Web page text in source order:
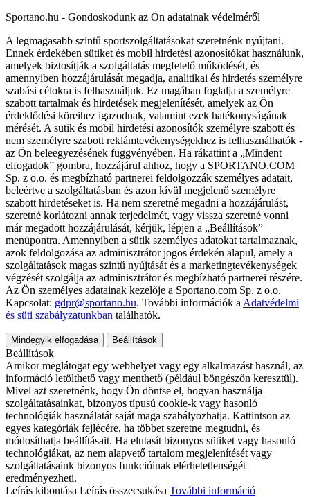
Sportano.hu - Gondoskodunk az Ön adatainak védelméről
A legmagasabb szintű sportszolgáltatásokat szeretnénk nyújtani.
Ennek érdekében sütiket és mobil hirdetési azonosítókat használunk,
amelyek biztosítják a szolgáltatás megfelelő működését, és
amennyiben hozzájárulását megadja, analitikai és hirdetés személyre
szabási célokra is felhasználjuk. Ez magában foglalja a személyre
szabott tartalmak és hirdetések megjelenítését, amelyek az Ön
érdeklődési köreihez igazodnak, valamint ezek hatékonyságának
mérését. A sütik és mobil hirdetési azonosítók személyre szabott és
nem személyre szabott reklámtevékenységekhez is felhasználhatók -
az Ön beleegyezésének függvényében. Ha rákattint a „Mindent
elfogadok” gombra, hozzájárul ahhoz, hogy a SPORTANO.COM
Sp. z o.o. és megbízható partnerei feldolgozzák személyes adatait,
beleértve a szolgáltatásban és azon kívül megjelenő személyre
szabott hirdetéseket is. Ha nem szeretné megadni a hozzájárulást,
szeretné korlátozni annak terjedelmét, vagy vissza szeretné vonni
már megadott hozzájárulását, kérjük, lépjen a „Beállítások”
menüpontra. Amennyiben a sütik személyes adatokat tartalmaznak,
azok feldolgozása az adminisztrátor jogos érdekén alapul, amely a
szolgáltatások magas szintű nyújtását és a marketingtevékenységek
végzését szolgálja az adminisztrátor és megbízható partnerei részére.
Az Ön személyes adatainak kezelője a Sportano.com Sp. z o.o.
Kapcsolat: gdpr@sportano.hu. További információk a Adatvédelmi
és süti szabályzatunkban találhatók.
Mindegyik elfogadása Beállítások
Beállítások
Amikor meglátogat egy webhelyet vagy egy alkalmazást használ, az
információ letölthető vagy menthető (például böngészőn keresztül).
Mivel azt szeretnénk, hogy Ön döntse el, hogyan használja
szolgáltatásainkat, bizonyos típusú cookie-k vagy hasonló
technológiák használatát saját maga szabályozhatja. Kattintson az
egyes kategóriák fejlécére, ha többet szeretne megtudni, és
módosíthatja beállításait. Ha elutasít bizonyos sütiket vagy hasonló
technológiákat, az nem alapvető tartalom megjelenítését vagy
szolgáltatásaink bizonyos funkcióinak elérhetetlenségét
eredményezheti.
Leírás kibontása Leírás összecsukása További információ